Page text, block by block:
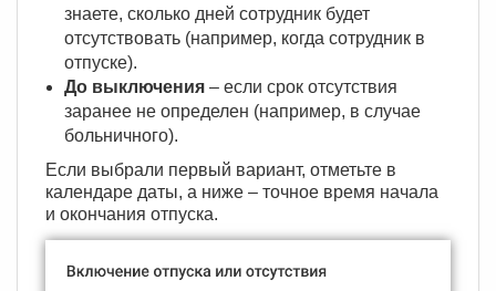
знаете, сколько дней сотрудник будет
отсутствовать (например, когда сотрудник в
отпуске).
До выключения – если срок отсутствия
заранее не определен (например, в случае
больничного).
Если выбрали первый вариант, отметьте в
календаре даты, а ниже – точное время начала
и окончания отпуска.